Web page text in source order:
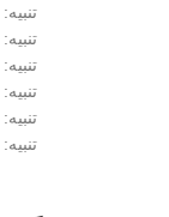
تنبيه:
تنبيه:
تنبيه:
تنبيه:
تنبيه:
تنبيه: